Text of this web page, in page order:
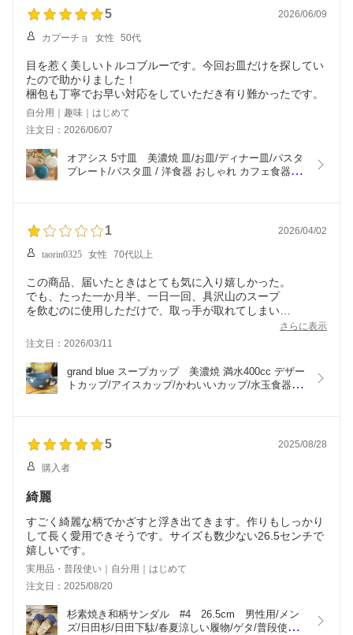
5 2026/06/09
カプーチョ 女性 50代
目を惹く美しいトルコブルーです。今回お皿だけを探してい
たので助かりました！
自分用｜趣味｜はじめて
注文日：2026/06/07
オアシス 5寸皿　美濃焼 皿/お皿/ディナー皿/パスタ
プレート/パスタ皿 / 洋食器 おしゃれ カフェ食器 日
1 2026/04/02
taorin0325 女性 70代以上
この商品、届いたときはとても気に入り嬉しかった。
でも、たった一か月半、一日一回、具沢山のスープ
を飲むのに使用しただけで、取っ手が取れてしまい
ました。もうショックで見るのも嫌で残骸はすてました。
悔しいです。。
さらに表示
注文日：2026/03/11
grand blue スープカップ　美濃焼 満水400cc デザー
トカップ/アイスカップ/かわいいカップ/水玉食器/水
5 2025/08/28
購入者
綺麗
すごく綺麗な柄でかざすと浮き出てきます。作りもしっかり
して長く愛用できそうです。サイズも数少ない26.5センチで
嬉しいです。
実用品・普段使い｜自分用｜はじめて
注文日：2025/08/20
杉素焼き和柄サンダル　#4　26.5cm　男性用/メン
ズ/日田杉/日田下駄/春夏涼しい履物/ゲタ/普段使い